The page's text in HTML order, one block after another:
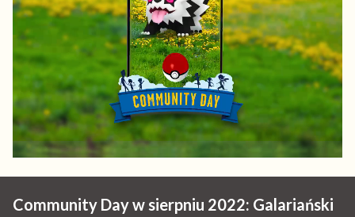
Community Day w sierpniu 2022: Galariański